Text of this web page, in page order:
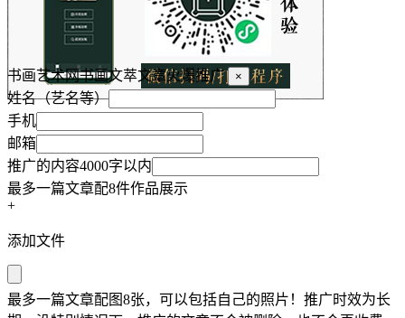
书画艺术网书画文萃文章火爆推广 ×
姓名（艺名等）
手机
邮箱
推广的内容4000字以内
最多一篇文章配8件作品展示
+
添加文件
最多一篇文章配图8张，可以包括自己的照片！推广时效为长